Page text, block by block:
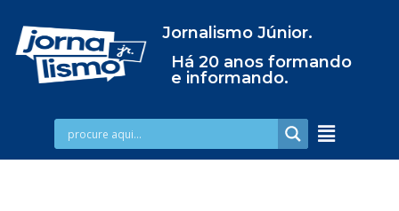
Jornalismo Júnior.
Há 20 anos formando
e informando.